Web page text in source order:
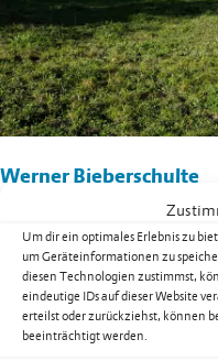
Um dir ein optimales Erlebnis zu
um Geräteinformationen zu
diesen Technologien zustimmst,
eindeutige IDs auf dieser Website
erteilst oder zurückziehst, können
beeinträchtigt werden.
Werner Bieberschulte
Festnetz+423 373 43 05
Gustav Gstöhl
Festnetz+423 373 42 29